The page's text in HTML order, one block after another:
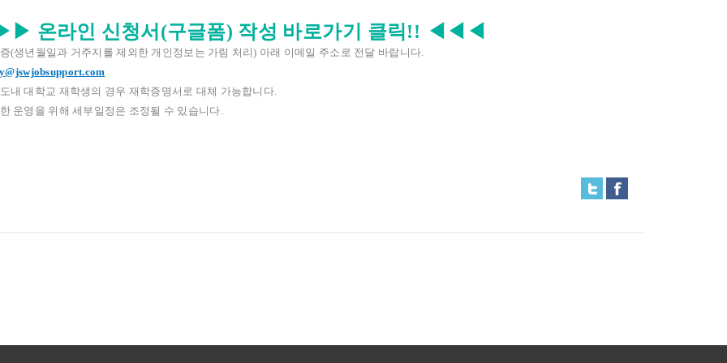
▶ 온라인 신청서(구글폼) 작성 바로가기 클릭!! ◀ ◀ ◀
(생년월일과 거주지를 제외한 개인정보는 가림 처리) 아래 이메일 주소로 전달 바랍니다.
내 대학교 재학생의 경우 재학증명서로 대체 가능합니다.
운영을 위해 세부일정은 조정될 수 있습니다.